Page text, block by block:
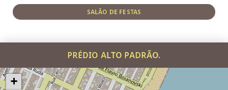
SALÃO DE FESTAS
PRÉDIO ALTO PADRÃO.
+